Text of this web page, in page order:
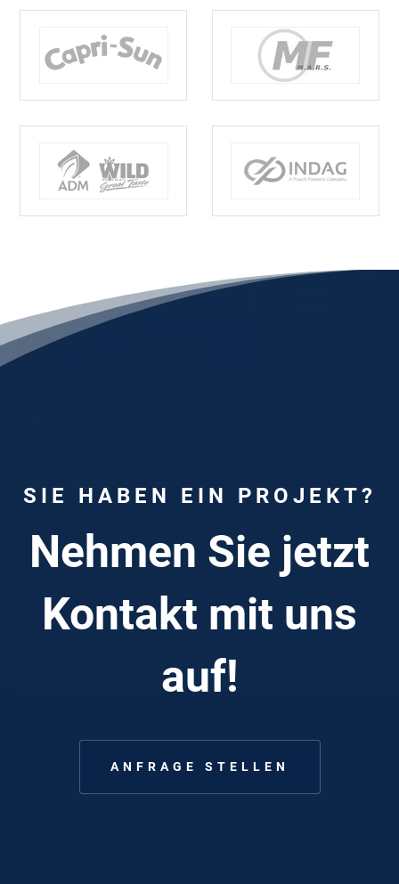
SIE HABEN EIN PROJEKT?
Nehmen Sie jetzt
Kontakt mit uns
auf!
ANFRAGE STELLEN